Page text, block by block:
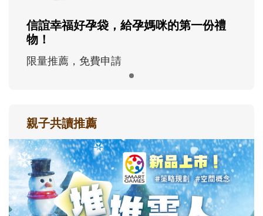
信誼幸福好孕袋，給孕媽咪的第一份禮
物！
限量推薦，免費申請
親子共讀推薦